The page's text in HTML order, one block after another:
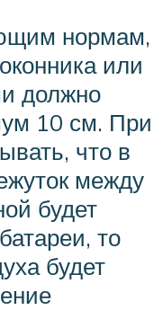
нормам,
или
должно
10 см. При
что в
между
будет
то
будет